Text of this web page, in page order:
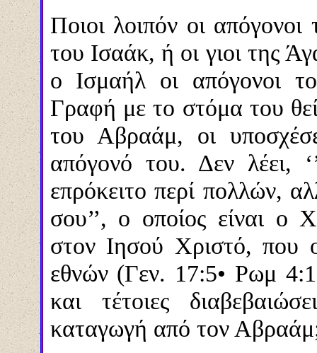
Ποιοι λοιπόν οι
του Ισαάκ, ή οι γιοι της
ο Ισμαήλ οι απόγονοι
Γραφή με το στόμα του
του Αβραάμ, οι
απόγονό του. Δεν λέει,
επρόκειτο περί πολλών,
σου’’, ο οποίος είναι ο
στον Ιησού Χριστό, που
εθνών (Γεν. 17:5• Ρωμ
και τέτοιες
καταγωγή από τον